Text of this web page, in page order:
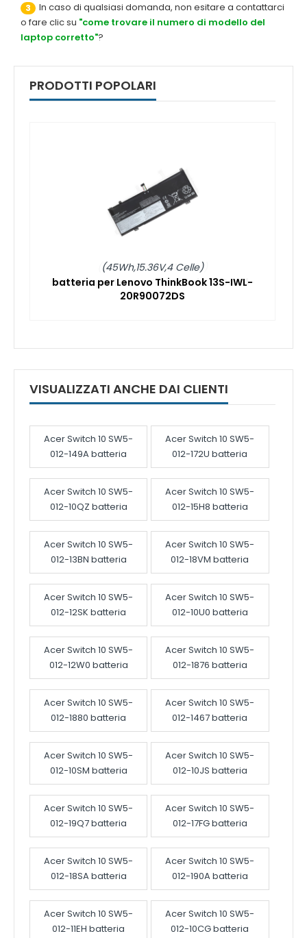
3
In caso di qualsiasi domanda, non esitare a contattarci
o fare clic su "come trovare il numero di modello del
laptop corretto"?
PRODOTTI POPOLARI
(45Wh,15.36V,4 Celle)
batteria per Lenovo ThinkBook 13S-IWL-
20R90072DS
VISUALIZZATI ANCHE DAI CLIENTI
Acer Switch 10 SW5-
012-149A batteria
Acer Switch 10 SW5-
012-172U batteria
Acer Switch 10 SW5-
012-10QZ batteria
Acer Switch 10 SW5-
012-15H8 batteria
Acer Switch 10 SW5-
012-13BN batteria
Acer Switch 10 SW5-
012-18VM batteria
Acer Switch 10 SW5-
012-12SK batteria
Acer Switch 10 SW5-
012-10U0 batteria
Acer Switch 10 SW5-
012-12W0 batteria
Acer Switch 10 SW5-
012-1876 batteria
Acer Switch 10 SW5-
012-1880 batteria
Acer Switch 10 SW5-
012-1467 batteria
Acer Switch 10 SW5-
012-10SM batteria
Acer Switch 10 SW5-
012-10JS batteria
Acer Switch 10 SW5-
012-19Q7 batteria
Acer Switch 10 SW5-
012-17FG batteria
Acer Switch 10 SW5-
012-18SA batteria
Acer Switch 10 SW5-
012-190A batteria
Acer Switch 10 SW5-
012-11EH batteria
Acer Switch 10 SW5-
012-10CG batteria